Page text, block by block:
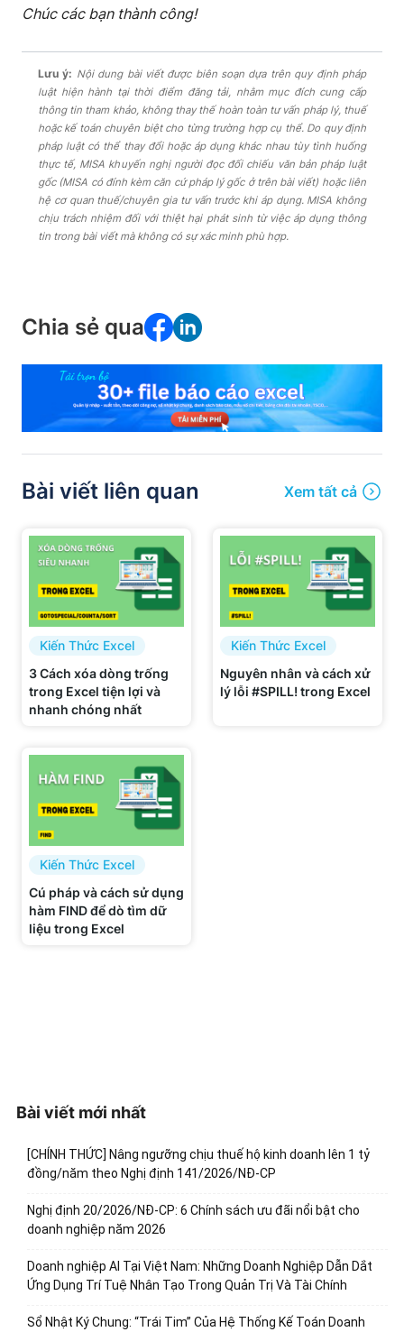
Chúc các bạn thành công!
Lưu ý: Nội dung bài viết được biên soạn dựa trên quy định pháp
luật hiện hành tại thời điểm đăng tải, nhằm mục đích cung cấp
thông tin tham khảo, không thay thế hoàn toàn tư vấn pháp lý, thuế
hoặc kế toán chuyên biệt cho từng trường hợp cụ thể. Do quy định
pháp luật có thể thay đổi hoặc áp dụng khác nhau tùy tình huống
thực tế, MISA khuyến nghị người đọc đối chiếu văn bản pháp luật
gốc (MISA có đính kèm căn cứ pháp lý gốc ở trên bài viết) hoặc liên
hệ cơ quan thuế/chuyên gia tư vấn trước khi áp dụng. MISA không
chịu trách nhiệm đối với thiệt hại phát sinh từ việc áp dụng thông
tin trong bài viết mà không có sự xác minh phù hợp.
Chia sẻ qua
Bài viết liên quan Xem tất cả
Kiến Thức Excel
3 Cách xóa dòng trống
trong Excel tiện lợi và
nhanh chóng nhất
Kiến Thức Excel
Nguyên nhân và cách xử
lý lỗi #SPILL! trong Excel
Kiến Thức Excel
Cú pháp và cách sử dụng
hàm FIND để dò tìm dữ
liệu trong Excel
Bài viết mới nhất
[CHÍNH THỨC] Nâng ngưỡng chịu thuế hộ kinh doanh lên 1 tỷ
đồng/năm theo Nghị định 141/2026/NĐ-CP
Nghị định 20/2026/NĐ-CP: 6 Chính sách ưu đãi nổi bật cho
doanh nghiệp năm 2026
Doanh nghiệp AI Tại Việt Nam: Những Doanh Nghiệp Dẫn Dắt
Ứng Dụng Trí Tuệ Nhân Tạo Trong Quản Trị Và Tài Chính
Sổ Nhật Ký Chung: “Trái Tim” Của Hệ Thống Kế Toán Doanh